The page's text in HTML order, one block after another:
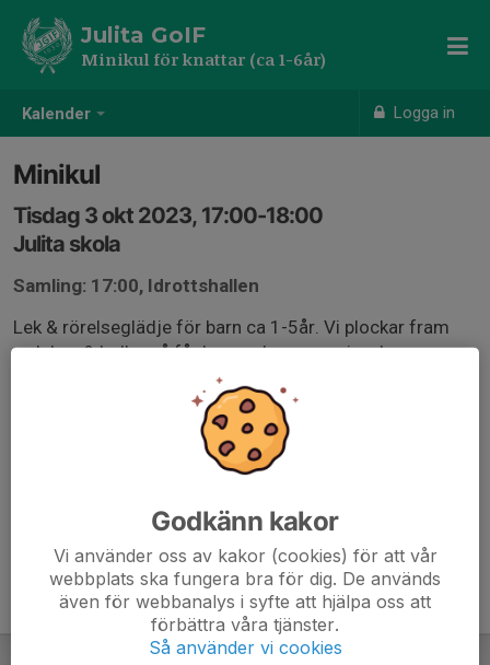
Kalender Logga in
Julita GoIF
Minikul för knattar (ca 1-6år)
Minikul
Tisdag 3 okt 2023, 17:00-18:00
Julita skola
Samling: 17:00, Idrottshallen
Lek & rörelseglädje för barn ca 1-5år. Vi plockar fram
redskap & bollar så får barnen hoppa, spring, krypa,
klättra samt kasta & sparka boll utifrån sin förmåga.
Förälder eller annan ansvarig vuxen behöver närvara för
att stötta barnet. Vi hjälps åt att plocka bort all
Godkänn kakor
Vi använder oss av kakor (cookies) för att vår
webbplats ska fungera bra för dig. De används
även för webbanalys i syfte att hjälpa oss att
förbättra våra tjänster.
Så använder vi cookies